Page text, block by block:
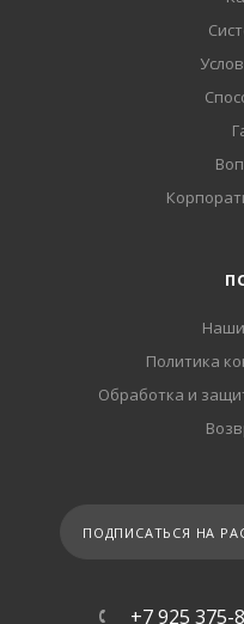
Политика
Обработка и
ПОДПИСАТЬСЯ НА
+7 925 375-